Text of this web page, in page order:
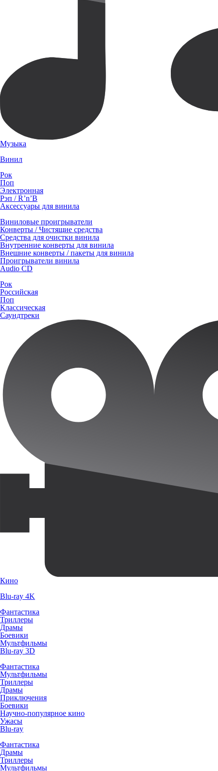
Музыка
Винил
Рок
Поп
Электронная
Рэп / R’n’B
Аксессуары для винила
Виниловые проигрыватели
Конверты / Чистящие средства
Средства для очистки винила
Внутренние конверты для винила
Внешние конверты / пакеты для винила
Проигрыватели винила
Audio CD
Рок
Российская
Поп
Классическая
Саундтреки
Кино
Blu-ray 4K
Фантастика
Триллеры
Драмы
Боевики
Мультфильмы
Blu-ray 3D
Фантастика
Мультфильмы
Триллеры
Драмы
Приключения
Боевики
Научно-популярное кино
Ужасы
Blu-ray
Фантастика
Драмы
Триллеры
Мультфильмы